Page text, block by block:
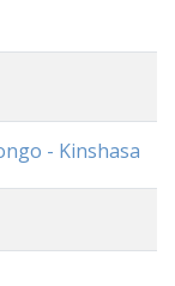
- Kinshasa